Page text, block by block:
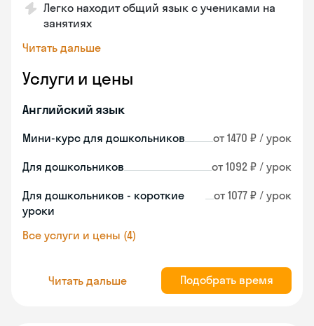
Легко находит общий язык с учениками на
занятиях
Читать дальше
Услуги и цены
Английский язык
Мини-курс для дошкольников от 1470 ₽ / урок
Для дошкольников от 1092 ₽ / урок
Для дошкольников - короткие
уроки
от 1077 ₽ / урок
Все услуги и цены (4)
Читать дальше Подобрать время